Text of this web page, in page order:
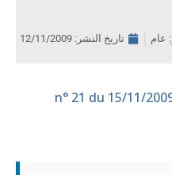
عام تاريخ النشر: 12/11/2009